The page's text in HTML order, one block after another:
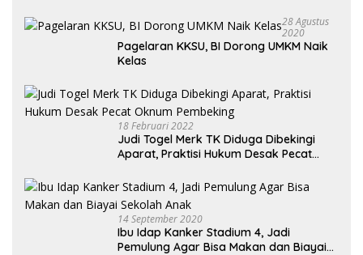
28 Agustus
2020
Pagelaran KKSU, BI Dorong UMKM Naik
Kelas
18 Februari 2022
Judi Togel Merk TK Diduga Dibekingi
Aparat, Praktisi Hukum Desak Pecat
14 September 2020
Ibu Idap Kanker Stadium 4, Jadi
Pemulung Agar Bisa Makan dan Biayai